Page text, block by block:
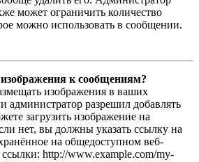
может ограничить количество
можно использовать в сообщении.
к сообщениям?
изображения в ваших
администратор разрешил добавлять
загрузить изображение на
нет, вы должны указать ссылку на
на общедоступном веб-
http://www.example.com/my-